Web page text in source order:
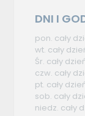
DNI I
pon. cały
wt. cały
Śr. cały
czw. cały
pt. cały
sob. cały
niedz. cały